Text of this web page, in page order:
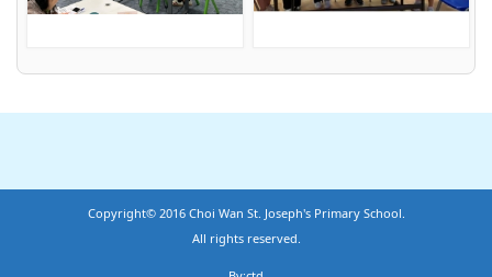
Copyright© 2016 Choi Wan St. Joseph's Primary School.
All rights reserved.